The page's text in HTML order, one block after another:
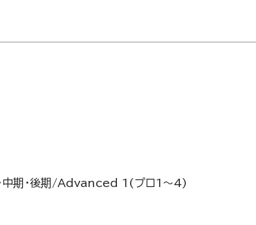
期・後期/Advanced 1(プロ1～4)